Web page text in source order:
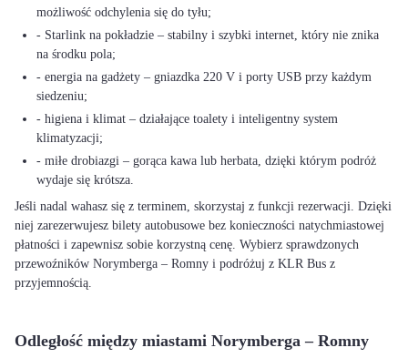
możliwość odchylenia się do tyłu;
- Starlink na pokładzie – stabilny i szybki internet, który nie znika
na środku pola;
- energia na gadżety – gniazdka 220 V i porty USB przy każdym
siedzeniu;
- higiena i klimat – działające toalety i inteligentny system
klimatyzacji;
- miłe drobiazgi – gorąca kawa lub herbata, dzięki którym podróż
wydaje się krótsza.
Jeśli nadal wahasz się z terminem, skorzystaj z funkcji rezerwacji. Dzięki
niej zarezerwujesz bilety autobusowe bez konieczności natychmiastowej
płatności i zapewnisz sobie korzystną cenę. Wybierz sprawdzonych
przewoźników Norymberga – Romny i podróżuj z KLR Bus z
przyjemnością.
Odległość między miastami Norymberga – Romny